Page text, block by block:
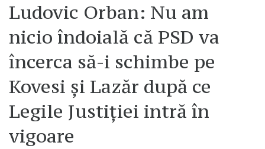
Ludovic Orban: Nu am
nicio îndoială că PSD va
încerca să-i schimbe pe
Kovesi și Lazăr după ce
Legile Justiției intră în
vigoare